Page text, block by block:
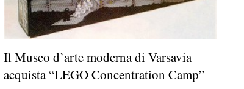
Il Museo d’arte moderna di Varsavia
acquista “LEGO Concentration Camp”